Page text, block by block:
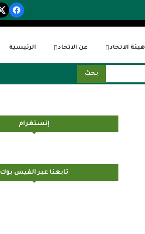
الرئيسية عن الاتحاد هيئة الاتحاد
بحث
إنستغرام
تابعنا عبر الفيس بوك